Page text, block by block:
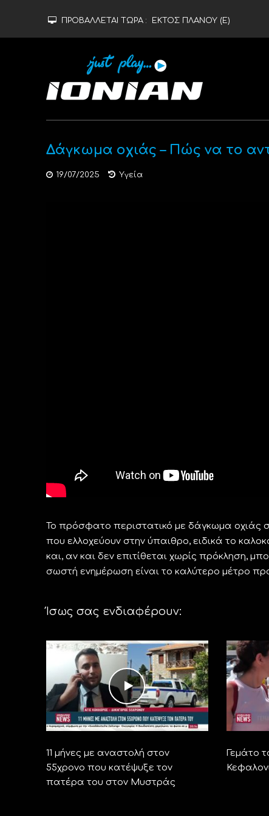
ΠΡΟΒΑΛΛΕΤΑΙ ΤΩΡΑ : ΕΚΤΟΣ ΠΛΑΝΟΥ (Ε)
Δάγκωμα οχιάς – Πώς να το
19/07/2025 Υγεία
Το πρόσφατο περιστατικό με δάγκωμα οχιάς
που ελλοχεύουν στην ύπαιθρο, ειδικά το
και, αν και δεν επιτίθεται χωρίς πρόκληση,
σωστή ενημέρωση είναι το καλύτερο μέτρο
Ίσως σας ενδιαφέρουν:
11 μήνες με αναστολή στον
55χρονο που κατέψυξε τον
πατέρα του στον Μυστράς
Γεμάτο